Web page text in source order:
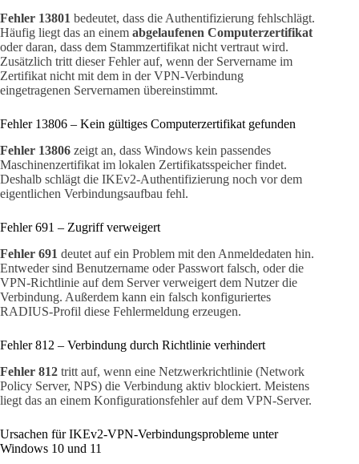
Fehler 13801 bedeutet, dass die Authentifizierung fehlschlägt.
Häufig liegt das an einem abgelaufenen Computerzertifikat
oder daran, dass dem Stammzertifikat nicht vertraut wird.
Zusätzlich tritt dieser Fehler auf, wenn der Servername im
Zertifikat nicht mit dem in der VPN-Verbindung
eingetragenen Servernamen übereinstimmt.
Fehler 13806 – Kein gültiges Computerzertifikat gefunden
Fehler 13806 zeigt an, dass Windows kein passendes
Maschinenzertifikat im lokalen Zertifikatsspeicher findet.
Deshalb schlägt die IKEv2-Authentifizierung noch vor dem
eigentlichen Verbindungsaufbau fehl.
Fehler 691 – Zugriff verweigert
Fehler 691 deutet auf ein Problem mit den Anmeldedaten hin.
Entweder sind Benutzername oder Passwort falsch, oder die
VPN-Richtlinie auf dem Server verweigert dem Nutzer die
Verbindung. Außerdem kann ein falsch konfiguriertes
RADIUS-Profil diese Fehlermeldung erzeugen.
Fehler 812 – Verbindung durch Richtlinie verhindert
Fehler 812 tritt auf, wenn eine Netzwerkrichtlinie (Network
Policy Server, NPS) die Verbindung aktiv blockiert. Meistens
liegt das an einem Konfigurationsfehler auf dem VPN-Server.
Ursachen für IKEv2-VPN-Verbindungsprobleme unter
Windows 10 und 11